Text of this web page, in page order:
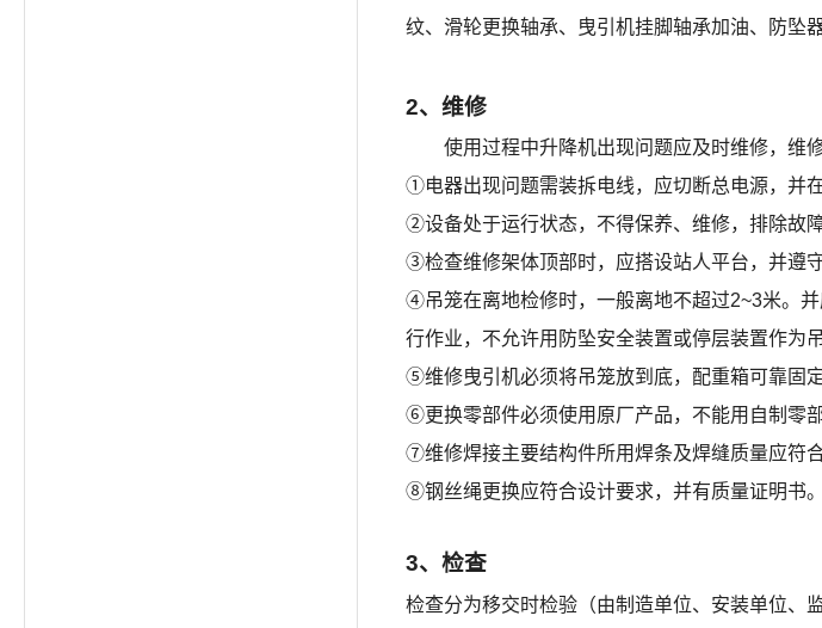
纹、滑轮更换轴承、曳引机挂脚轴承加油、防坠
2、维修
使用过程中升降机出现问题应及时维修，维
①电器出现问题需装拆电线，应切断总电源，并
②设备处于运行状态，不得保养、维修，排除故
③检查维修架体顶部时，应搭设站人平台，并遵
④吊笼在离地检修时，一般离地不超过2~3米。
行作业，不允许用防坠安全装置或停层装置作为
⑤维修曳引机必须将吊笼放到底，配重箱可靠固
⑥更换零部件必须使用原厂产品，不能用自制零
⑦维修焊接主要结构件所用焊条及焊缝质量应符合
⑧钢丝绳更换应符合设计要求，并有质量证明书
3、检查
检查分为移交时检验（由制造单位、安装单位、